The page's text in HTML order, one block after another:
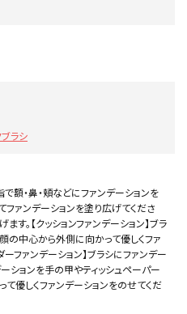
ブラシ
で額・鼻・頬などにファンデーションを
ファンデーションを塗り広げてくださ
す。【クッションファンデーション】ブラ
の中心から外側に向かって優しくファ
ーファンデーション】ブラシにファンデー
ションを手の甲やティッシュペーパー
優しくファンデーションをのせてくだ